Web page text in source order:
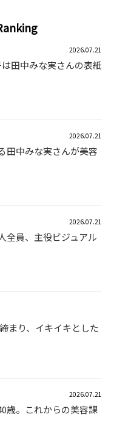
2026.07.21
は田中みな実さんの表紙
2026.07.21
田中みな実さんが美容
2026.07.21
全員、主役ビジュアル
まり、イキイキとした
2026.07.21
歳。これからの美容課